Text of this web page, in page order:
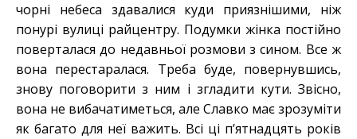
чорні небеса здавалися куди приязнішими, ніж
понурі вулиці райцентру. Подумки жінка постійно
поверталася до недавньої розмови з сином. Все ж
вона перестаралася. Треба буде, повернувшись,
знову поговорити з ним і згладити кути. Звісно,
вона не вибачатиметься, але Славко має зрозуміти
як багато для неї важить. Всі ці п’ятнадцять років